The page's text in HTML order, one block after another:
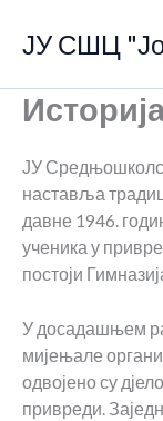
ЈУ СШЦ
ЈУ
наставља
давне 1946.
ученика у
постоји
У досадашњем
мијењале
одвојено су
привреди.